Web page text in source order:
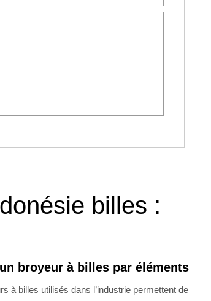
billes :
broyeur à billes par éléments
billes utilisés dans l’industrie permettent de